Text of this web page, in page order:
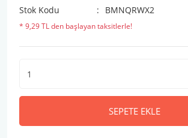
Stok Kodu
BMNQRWX2
* 9,29 TL den başlayan taksitlerle!
SEPETE EKLE